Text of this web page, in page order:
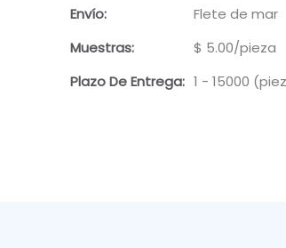
Envío:
Flete de mar
Muestras:
$ 5.00/pieza
Plazo De Entrega: 1 - 15000